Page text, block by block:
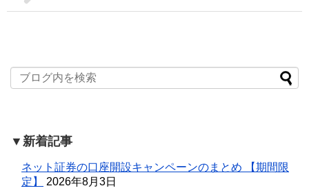
▼新着記事
ネット証券の口座開設キャンペーンのまとめ 【期間限
定】
2026年8月3日